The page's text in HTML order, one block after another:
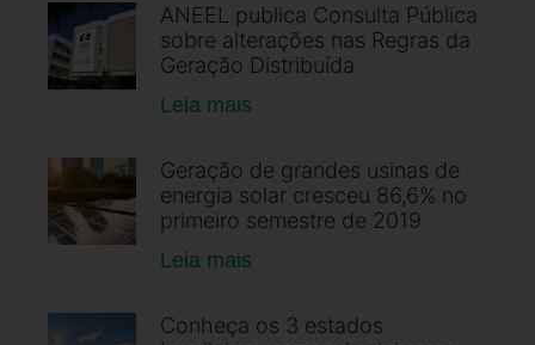
ANEEL publica Consulta Pública
sobre alterações nas Regras da
Geração Distribuída
Leia mais
Geração de grandes usinas de
energia solar cresceu 86,6% no
primeiro semestre de 2019
Leia mais
Conheça os 3 estados